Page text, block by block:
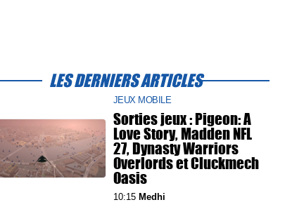
LES DERNIERS ARTICLES
JEUX MOBILE
Sorties jeux : Pigeon: A
Love Story, Madden NFL
27, Dynasty Warriors
Overlords et Cluckmech
Oasis
10:15 Medhi